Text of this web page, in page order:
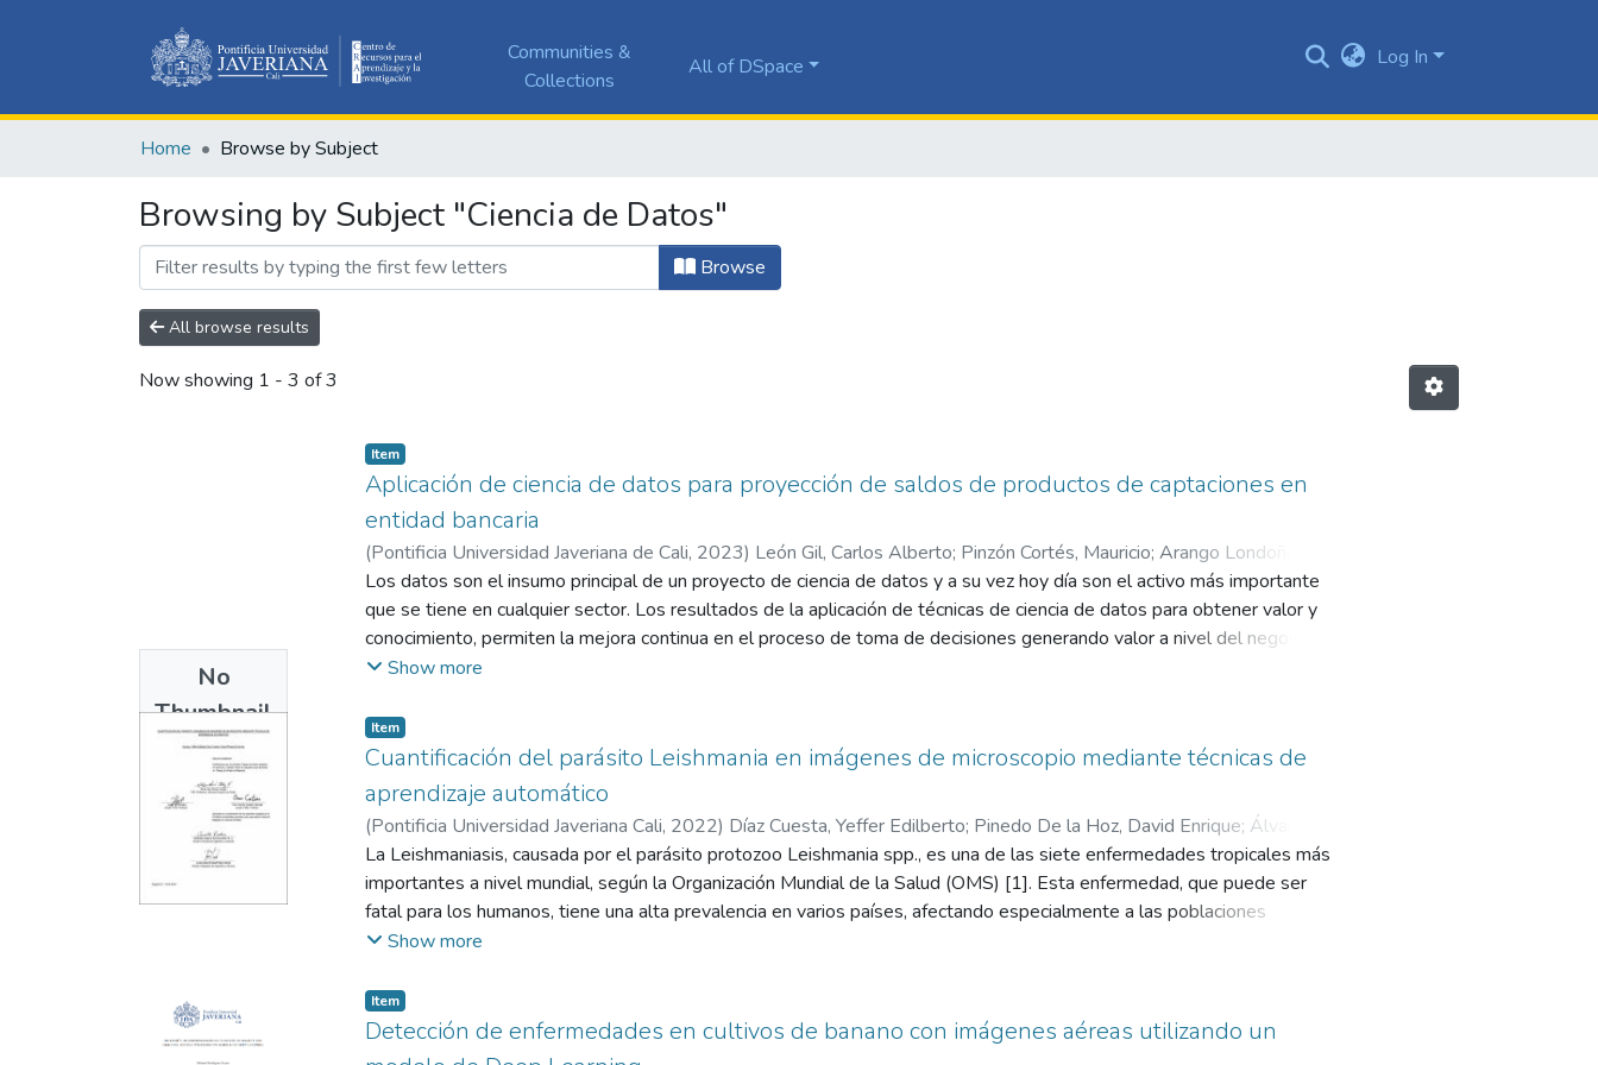
Communities &
Collections
All of DSpace Log In
Home Browse by Subject
Browsing by Subject "Ciencia de Datos"
Browse
All browse results
Now showing 1 - 3 of 3
No
Thumbnail
Available
Item
Aplicación de ciencia de datos para proyección de saldos de productos de captaciones en
entidad bancaria
(Pontificia Universidad Javeriana de Cali, 2023) León Gil, Carlos Alberto; Pinzón Cortés, Mauricio; Arango Londoño,
David
Los datos son el insumo principal de un proyecto de ciencia de datos y a su vez hoy día son el activo más importante
que se tiene en cualquier sector. Los resultados de la aplicación de técnicas de ciencia de datos para obtener valor y
conocimiento, permiten la mejora continua en el proceso de toma de decisiones generando valor a nivel del negocio.
Actualmente en el entorno financiero, se hace necesario hacer uso de la información para la toma de decisiones de una
sentido tener la mayor cantidad de información para la toma de decisiones hace que los modelos predictivos tengan
bastante relevancia. Actualmente no se tiene definido un modelo de predicción de saldos de productos de captaciones
para cuentas de ahorros y cuentas corrientes, el cual se hace necesario para poder generar estrategias en pro del
mantenimiento o aumento de los saldos, con el fin de garantizar que exista el capital para realizar colocaciones y
aumentar la utilidad neta del negocio.
Show more
Item
Cuantificación del parásito Leishmania en imágenes de microscopio mediante técnicas de
aprendizaje automático
(Pontificia Universidad Javeriana Cali, 2022) Díaz Cuesta, Yeffer Edilberto; Pinedo De la Hoz, David Enrique; Álvarez
Vargas, Gloria Inés
La Leishmaniasis, causada por el parásito protozoo Leishmania spp., es una de las siete enfermedades tropicales más
importantes a nivel mundial, según la Organización Mundial de la Salud (OMS) [1]. Esta enfermedad, que puede ser
fatal para los humanos, tiene una alta prevalencia en varios países, afectando especialmente a las poblaciones
vulnerables. En la actualidad, los procesos de conteo manual del microorganismo son desgastantes, demorados y, en
personas que los realizan, debido a las largas horas que deben pasar frente a la luz directa del microscopio. En este
orden de ideas, se desarrolla el presente trabajo de grado, adscrito al grupo de investigación DESTINO y al proyecto
con código 2576 de la Universidad Pontificia Javeriana de Cali, titulado: "Aplicación de técnicas de aprendizaje
Show more
Item
Detección de enfermedades en cultivos de banano con imágenes aéreas utilizando un